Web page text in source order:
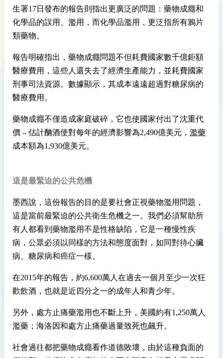
生署17日發布的報告則指出更廣泛的問題：藥物成癮和
化學品的誤用、濫用，而化學品濫用，更泛指所有鴉片
類藥物。
報告明確指出，藥物成癮問題不但耗費國家數千億鉅額
醫療費用，這些人還失去了經濟生產能力，並耗費國家
刑事司法資源。數據顯示，其成本遠遠超過對糖尿病的
醫療費用。
藥物成癮不僅造成家庭破碎，它也使國家付出了沈重代
價 – 估計酗酒使對每年的經濟影響為2,490億美元， 濫藥
成本額為1,930億美元。
這是最緊迫的公共危機
墨西說，這份報告的目的是要社會正視藥物濫用問題，
這是當前最緊迫的公共衛生危機之一。我們必須幫助所
有人都看到藥物濫用不是性格缺陷，它是一種慢性疾
病，公眾必須以同樣的方法和態度面對，如同對待心臟
病、糖尿病和癌症一樣。
在2015年的報告，約6,600萬人在過去一個月至少一次狂
歡飲酒，也就是近四分之一的成年人和青少年。
另外，處方止痛藥濫用也不斷上升，美國約有1,250萬人
濫藥；海洛因和處方止痛藥過量致死也飆升。
社會過往都把藥物成癮看作道德敗壞，由於這種負面的